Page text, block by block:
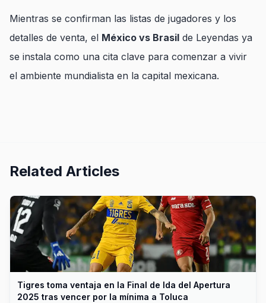
Mientras se confirman las listas de jugadores y los
detalles de venta, el México vs Brasil de Leyendas ya
se instala como una cita clave para comenzar a vivir
el ambiente mundialista en la capital mexicana.
Related Articles
Tigres toma ventaja en la Final de Ida del Apertura
2025 tras vencer por la mínima a Toluca